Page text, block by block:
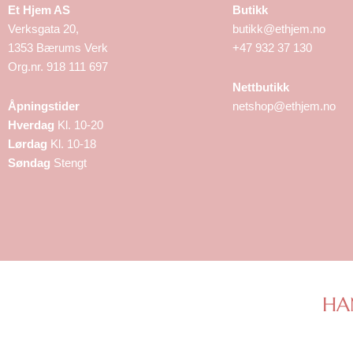
Et Hjem AS
Verksgata 20,
1353 Bærums Verk
Org.nr. 918 111 697
Åpningstider
Hverdag Kl. 10-20
Lørdag Kl. 10-18
Søndag Stengt
Butikk
butikk@ethjem.no
+47 932 37 130
Nettbutikk
netshop@ethjem.no